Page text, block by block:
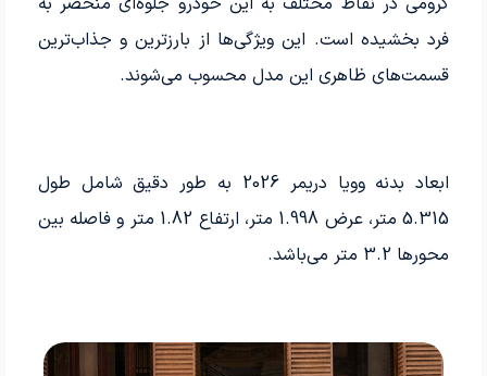
فرد بخشیده است. این ویژگی‌ها از بارزترین و جذاب‌ترین
قسمت‌های ظاهری این مدل محسوب می‌شوند.
ابعاد بدنه وویا دریمر 2026 به طور دقیق شامل طول
5.315 متر، عرض 1.998 متر، ارتفاع 1.82 متر و فاصله بین
محورها 3.2 متر می‌باشد.